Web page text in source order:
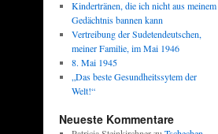
Kindertränen, die ich nicht aus meinem
Gedächtnis bannen kann
Vertreibung der Sudetendeutschen,
meiner Familie, im Mai 1946
8. Mai 1945
„Das beste Gesundheitssytem der
Welt!“
Neueste Kommentare